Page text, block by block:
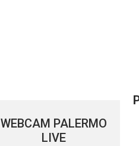
WEBCAM PALERMO
LIVE